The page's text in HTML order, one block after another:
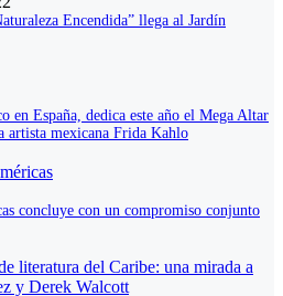
Encendida” llega al Jardín
en España, dedica este año el Mega Altar
artista mexicana Frida Kahlo
concluye con un compromiso conjunto